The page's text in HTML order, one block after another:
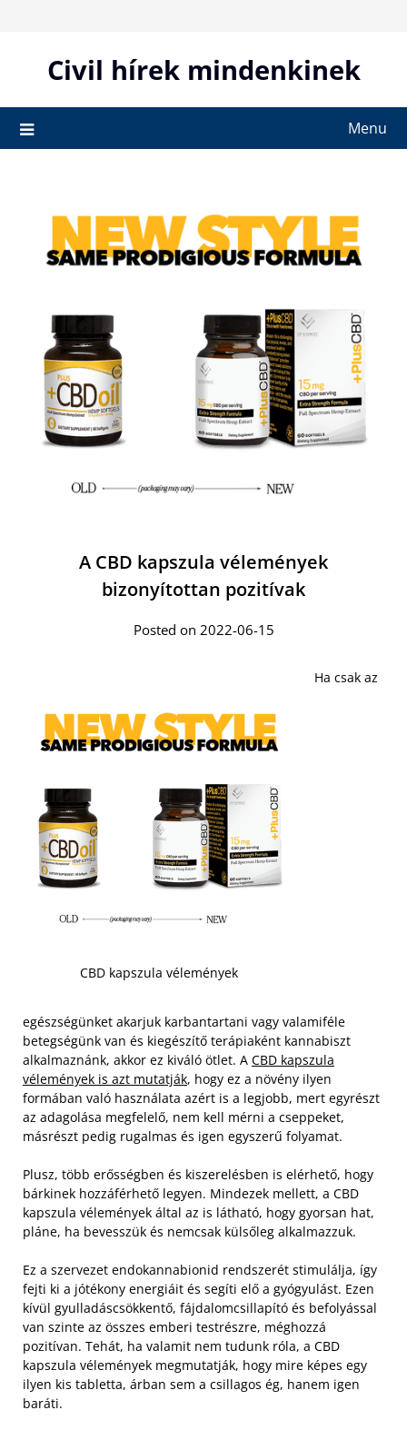
contentCivil hírek mindenkinek
Menu
A CBD kapszula vélemények
bizonyítottan pozitívak
Posted on 2022-06-15
CBD kapszula vélemények
Ha csak az
egészségünket akarjuk karbantartani vagy valamiféle
betegségünk van és kiegészítő terápiaként kannabiszt
alkalmaznánk, akkor ez kiváló ötlet. A CBD kapszula
vélemények is azt mutatják, hogy ez a növény ilyen
formában való használata azért is a legjobb, mert egyrészt
az adagolása megfelelő, nem kell mérni a cseppeket,
másrészt pedig rugalmas és igen egyszerű folyamat.
Plusz, több erősségben és kiszerelésben is elérhető, hogy
bárkinek hozzáférhető legyen. Mindezek mellett, a CBD
kapszula vélemények által az is látható, hogy gyorsan hat,
pláne, ha bevesszük és nemcsak külsőleg alkalmazzuk.
Ez a szervezet endokannabionid rendszerét stimulálja, így
fejti ki a jótékony energiáit és segíti elő a gyógyulást. Ezen
kívül gyulladáscsökkentő, fájdalomcsillapító és befolyással
van szinte az összes emberi testrészre, méghozzá
pozitívan. Tehát, ha valamit nem tudunk róla, a CBD
kapszula vélemények megmutatják, hogy mire képes egy
ilyen kis tabletta, árban sem a csillagos ég, hanem igen
baráti.